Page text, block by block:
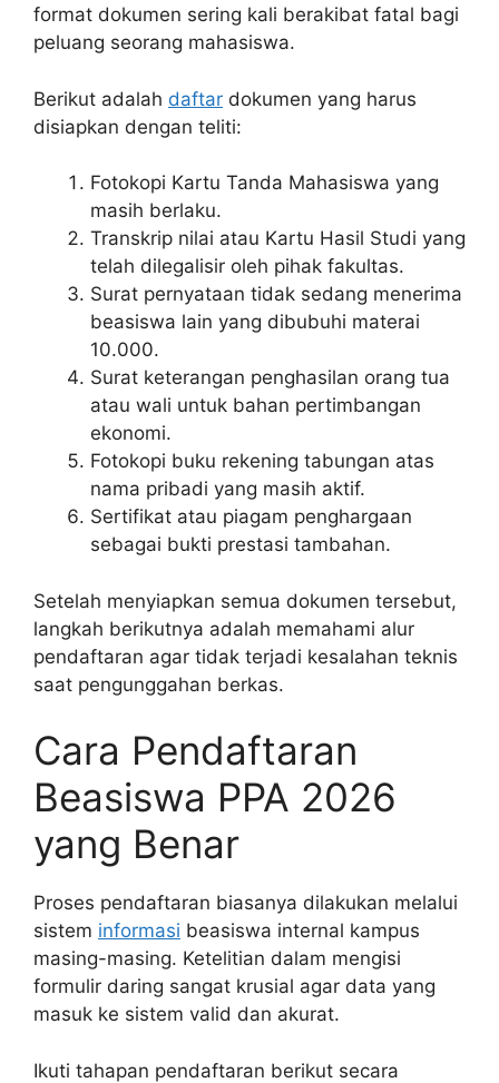
format dokumen sering kali berakibat fatal bagi
peluang seorang mahasiswa.
Berikut adalah daftar dokumen yang harus
disiapkan dengan teliti:
Fotokopi Kartu Tanda Mahasiswa yang
masih berlaku.
Transkrip nilai atau Kartu Hasil Studi yang
telah dilegalisir oleh pihak fakultas.
Surat pernyataan tidak sedang menerima
beasiswa lain yang dibubuhi materai
10.000.
Surat keterangan penghasilan orang tua
atau wali untuk bahan pertimbangan
ekonomi.
Fotokopi buku rekening tabungan atas
nama pribadi yang masih aktif.
Sertifikat atau piagam penghargaan
sebagai bukti prestasi tambahan.
Setelah menyiapkan semua dokumen tersebut,
langkah berikutnya adalah memahami alur
pendaftaran agar tidak terjadi kesalahan teknis
saat pengunggahan berkas.
Cara Pendaftaran
Beasiswa PPA 2026
yang Benar
Proses pendaftaran biasanya dilakukan melalui
sistem informasi beasiswa internal kampus
masing-masing. Ketelitian dalam mengisi
formulir daring sangat krusial agar data yang
masuk ke sistem valid dan akurat.
Ikuti tahapan pendaftaran berikut secara